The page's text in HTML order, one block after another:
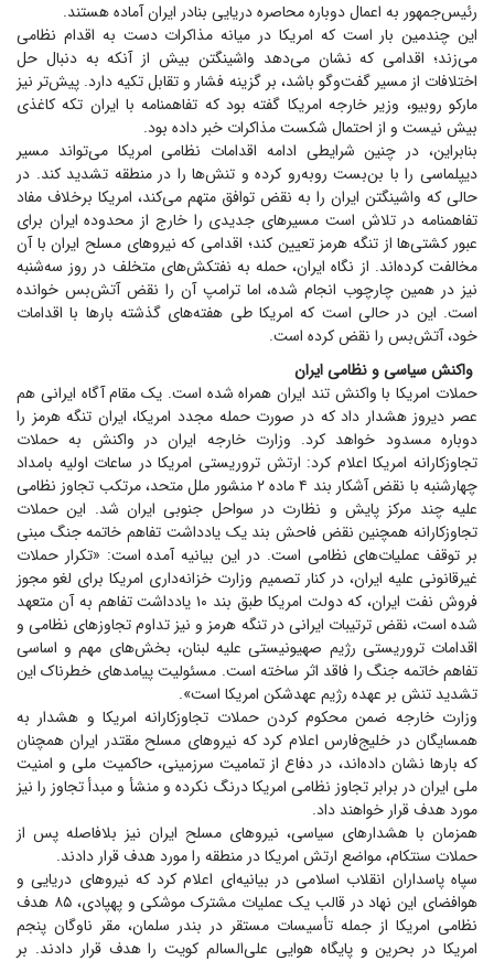
رئیس‌جمهور به اعمال دوباره محاصره دریایی بنادر ایران آماده هستند.
این چندمین بار است که امریکا در میانه مذاکرات دست به اقدام نظامی
می‌زند؛ اقدامی که نشان می‌دهد واشینگتن بیش از آنکه به دنبال حل
اختلافات از مسیر گفت‌و‌گو باشد، بر گزینه فشار و تقابل تکیه دارد. پیش‌تر نیز
مارکو روبیو، وزیر خارجه امریکا گفته بود که تفاهمنامه با ایران تکه کاغذی
بیش نیست و از احتمال شکست مذاکرات خبر داده بود.
بنابراین، در چنین شرایطی ادامه اقدامات نظامی امریکا می‌تواند مسیر
دیپلماسی را با بن‌بست روبه‌رو کرده و تنش‌ها را در منطقه تشدید کند. در
حالی که واشینگتن ایران را به نقض توافق متهم می‌کند، امریکا برخلاف مفاد
تفاهمنامه در تلاش است مسیر‌های جدیدی را خارج از محدوده ایران برای
عبور کشتی‌ها از تنگه هرمز تعیین کند؛ اقدامی که نیرو‌های مسلح ایران با آن
مخالفت کرده‌اند. از نگاه ایران، حمله به نفتکش‌های متخلف در روز سه‌شنبه
نیز در همین چارچوب انجام شده، اما ترامپ آن را نقض آتش‌بس خوانده
است. این در حالی است که امریکا طی هفته‌های گذشته بار‌ها با اقدامات
خود، آتش‌بس را نقض کرده است.
واکنش سیاسی و نظامی ایران
حملات امریکا با واکنش تند ایران همراه شده است. یک مقام آگاه ایرانی هم
عصر دیروز هشدار داد که در صورت حمله مجدد امریکا، ایران تنگه هرمز را
دوباره مسدود خواهد کرد. وزارت خارجه ایران در واکنش به حملات
تجاوزکارانه امریکا اعلام کرد: ارتش تروریستی امریکا در ساعات اولیه بامداد
چهارشنبه با نقض آشکار بند ۴ ماده ۲ منشور ملل متحد، مرتکب تجاوز نظامی
علیه چند مرکز پایش و نظارت در سواحل جنوبی ایران شد. این حملات
تجاوزکارانه همچنین نقض فاحش بند یک یادداشت تفاهم خاتمه جنگ مبنی
بر توقف عملیات‌های نظامی است. در این بیانیه آمده است: «تکرار حملات
غیرقانونی علیه ایران، در کنار تصمیم وزارت خزانه‌داری امریکا برای لغو مجوز
فروش نفت ایران، که دولت امریکا طبق بند ۱۰ یادداشت تفاهم به آن متعهد
شده است، نقض ترتیبات ایرانی در تنگه هرمز و نیز تداوم تجاوز‌های نظامی و
اقدامات تروریستی رژیم صهیونیستی علیه لبنان، بخش‌های مهم و اساسی
تفاهم خاتمه جنگ را فاقد اثر ساخته است. مسئولیت پیامد‌های خطرناک این
تشدید تنش بر عهده رژیم عهدشکن امریکا است».
وزارت خارجه ضمن محکوم کردن حملات تجاوزکارانه امریکا و هشدار به
همسایگان در خلیج‌فارس اعلام کرد که نیرو‌های مسلح مقتدر ایران همچنان
که بار‌ها نشان داده‌اند، در دفاع از تمامیت سرزمینی، حاکمیت ملی و امنیت
ملی ایران در برابر تجاوز نظامی امریکا درنگ نکرده و منشأ و مبدأ تجاوز را نیز
مورد هدف قرار خواهند داد.
همزمان با هشدار‌های سیاسی، نیرو‌های مسلح ایران نیز بلافاصله پس از
حملات سنتکام، مواضع ارتش امریکا در منطقه را مورد هدف قرار دادند.
سپاه پاسداران انقلاب اسلامی در بیانیه‌ای اعلام کرد که نیرو‌های دریایی و
هوافضای این نهاد در قالب یک عملیات مشترک موشکی و پهپادی، ۸۵ هدف
نظامی امریکا از جمله تأسیسات مستقر در بندر سلمان، مقر ناوگان پنجم
امریکا در بحرین و پایگاه هوایی علی‌السالم کویت را هدف قرار دادند. بر